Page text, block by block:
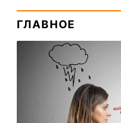
ГЛАВНОЕ